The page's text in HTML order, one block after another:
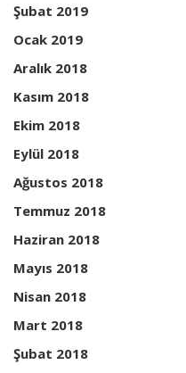
Şubat 2019
Ocak 2019
Aralık 2018
Kasım 2018
Ekim 2018
Eylül 2018
Ağustos 2018
Temmuz 2018
Haziran 2018
Mayıs 2018
Nisan 2018
Mart 2018
Şubat 2018